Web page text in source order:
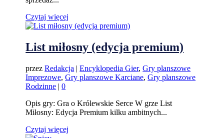
Czytaj więcej
List miłosny (edycja premium)
przezRedakcja |Encyklopedia Gier,Gry planszowe
Imprezowe,Gry planszowe Karciane,Gry planszowe
Rodzinne |0
Opis gry: Gra o Królewskie Serce W grze List
Miłosny: Edycja Premium kilku ambitnych...
Czytaj więcej